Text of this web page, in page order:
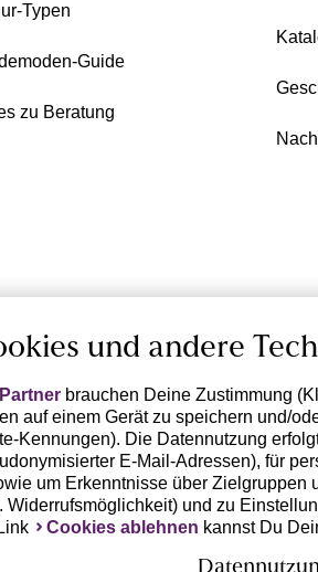
Typen
Guide
zu Beratung
und andere
brauchen Deine Zustimmung
auf einem Gerät zu speichern und/
Kennungen). Die Datennutzung
E-Mail-Adressen), für
um Erkenntnisse über
und zu
Cookies ablehnen kannst Du